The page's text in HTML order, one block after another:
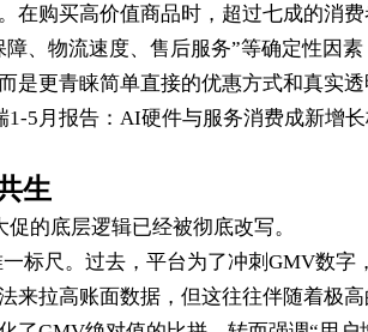
在购买高价值商品时，超过七成的消
、物流速度、售后服务”等确定性因素
是更青睐简单直接的优惠方式和真实透
5月报告：AI硬件与服务消费成新增
生
的底层逻辑已经被彻底改写。
标尺。过去，平台为了冲刺GMV数字，
来拉高账面数据，但这往往伴随着极高